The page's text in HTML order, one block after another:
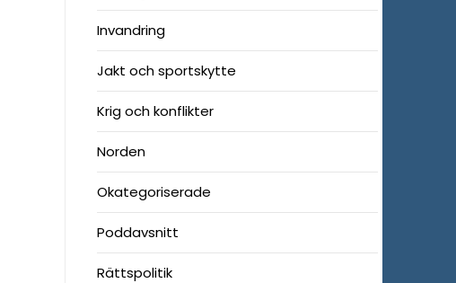
Invandring
Jakt och sportskytte
Krig och konflikter
Norden
Okategoriserade
Poddavsnitt
Rättspolitik